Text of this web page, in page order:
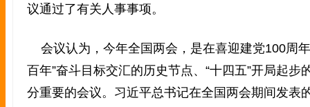
议通过了有关人事事项。
会议认为，今年全国两会，是在喜迎建党100周
百年”奋斗目标交汇的历史节点、“十四五”开局起步
分重要的会议。习近平总书记在全国两会期间发表